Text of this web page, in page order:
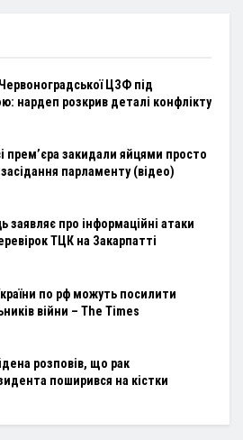
ЦЗФ під
нардеп розкрив деталі конфлікту
прем’єра закидали яйцями просто
засідання парламенту (відео)
заявляє про інформаційні атаки
ТЦК на Закарпатті
по рф можуть посилити
війни – The Times
розповів, що рак
поширився на кістки